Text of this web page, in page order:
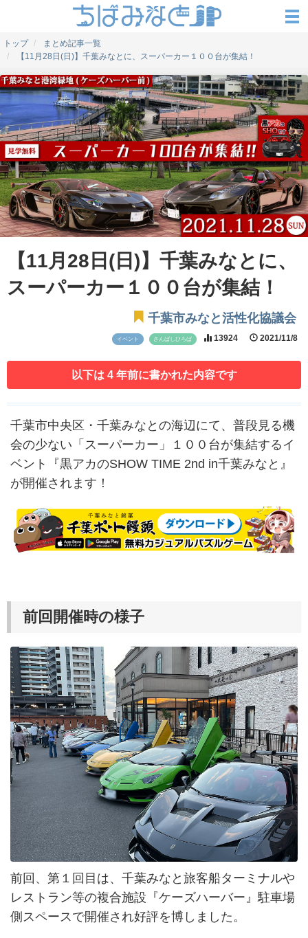
トップ
まとめ記事一覧
【11月28日(日)】千葉みなとに、スーパーカー１００台が集結！
【11月28日(日)】千葉みなとに、
スーパーカー１００台が集結！
千葉市みなと活性化協議会
イベント さんばしひろば 13924 2021/11/8
以下は 4 年前に書かれた内容です
千葉市中央区・千葉みなとの海辺にて、普段見る機
会の少ない「スーパーカー」１００台が集結するイ
ベント『黒アカのSHOW TIME 2nd in千葉みなと』
が開催されます！
前回開催時の様子
前回、第１回目は、千葉みなと旅客船ターミナルや
レストラン等の複合施設『ケーズハーバー』駐車場
側スペースで開催され好評を博しました。